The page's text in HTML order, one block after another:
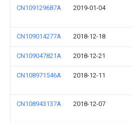
CN109129687A 2019-01-04
CN109014277A 2018-12-18
CN109047821A 2018-12-21
CN108971546A 2018-12-11
CN108943137A 2018-12-07